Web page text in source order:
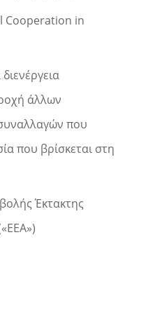
Cooperation in
άλλων
που
που βρίσκεται στη
Έκτακτης